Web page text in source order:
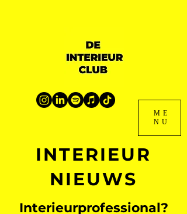
ME
NU
INTERIEUR
NIEUWS
Interieurprofessional?